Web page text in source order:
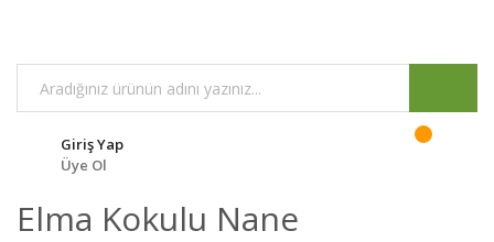
Giriş Yap
Üye Ol
Elma Kokulu Nane